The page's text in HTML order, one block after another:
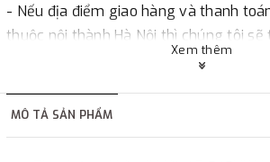
- Nếu địa điểm giao hàng và thanh
thuộc nội thành Hà Nội thì chúng tôi sẽ
hàng hoặc khách hàng đặt tiền trước
2. Thanh toán trực tiếp tại :
Xem thêm
MÔ TẢ SẢN PHẨM